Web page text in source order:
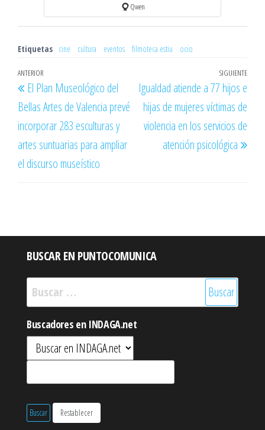
Qwen
Etiquetas cine cultura eventos filmoteca estiu ocio
Navegación
de
entradas
Entrada
anterior
ANTERIOR
El Plan Museológico del
Bellas Artes de Valencia prevé
incorporar 283 esculturas y
artes suntuarias para ampliar
el discurso museístico
SIGUIENTE
Igualdad atiende a 77 hijos e
hijas de mujeres víctimas de
violencia en los servicios de
atención psicológica
BUSCAR EN PUNTOCOMUNICA
Buscar:
Buscadores en INDAGA.net